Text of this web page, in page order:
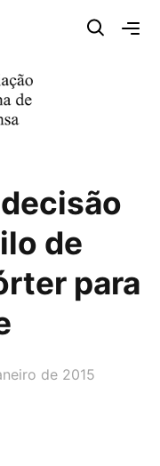
de
para
de 2015